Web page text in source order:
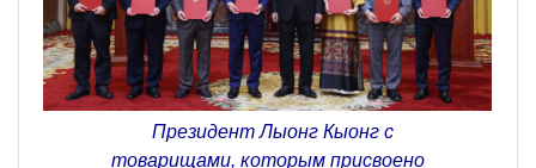
Президент Лыонг Кыонг с
товарищами, которым присвоено